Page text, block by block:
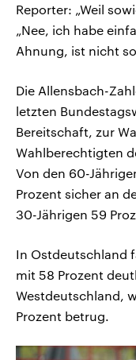
Reporter: „Weil
„Nee, ich habe
Ahnung, ist nicht
Die Allensbach-
letzten
Bereitschaft, zur
Wahlberechtigten
Von den 60-
Prozent sicher an
30-Jährigen 59
In Ostdeutschland
mit 58 Prozent
Westdeutschland,
Prozent betrug.